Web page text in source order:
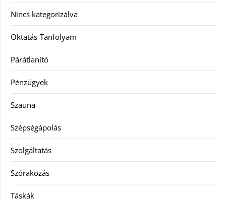
Nincs kategorizálva
Oktatás-Tanfolyam
Párátlanító
Pénzügyek
Szauna
Szépségápolás
Szolgáltatás
Szórakozás
Táskák